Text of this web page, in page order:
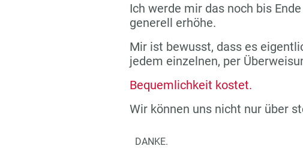
Ich werde mir das noch bis
generell erhöhe.
Mir ist bewusst, dass es
jedem einzelnen, per
Bequemlichkeit kostet.
Wir können uns nicht nur über
DANKE.